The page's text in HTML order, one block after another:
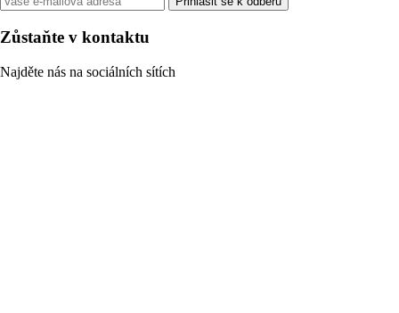
Zůstaňte v kontaktu
Najděte nás na sociálních sítích